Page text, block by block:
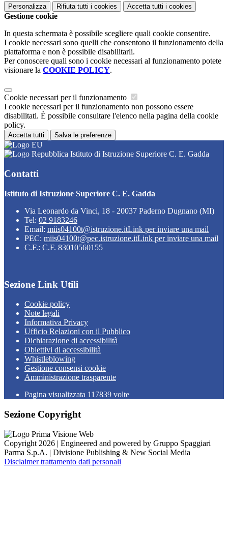
Personalizza Rifiuta tutti i cookies Accetta tutti i cookies
Gestione cookie
In questa schermata è possibile scegliere quali cookie consentire.
I cookie necessari sono quelli che consentono il funzionamento della
piattaforma e non è possibile disabilitarli.
Per conoscere quali sono i cookie necessari al funzionamento potete
visionare la COOKIE POLICY.
Cookie necessari per il funzionamento
I cookie necessari per il funzionamento non possono essere
disabilitati. È possibile consultare l'elenco nella pagina della cookie
policy.
Accetta tutti Salva le preferenze
Istituto di Istruzione Superiore C. E. Gadda
Contatti
Istituto di Istruzione Superiore C. E. Gadda
Via Leonardo da Vinci, 18 - 20037 Paderno Dugnano (MI)
Tel: 02 9183246
Email: miis04100t@istruzione.itLink per inviare una mail
PEC: miis04100t@pec.istruzione.itLink per inviare una mail
C.F.: C.F. 83010560155
Sezione Link Utili
Cookie policy
Note legali
Informativa Privacy
Ufficio Relazioni con il Pubblico
Dichiarazione di accessibilità
Obiettivi di accessibilità
Whistleblowing
Gestione consensi cookie
Amministrazione trasparente
Pagina visualizzata 117839 volte
Sezione Copyright
Copyright 2026 | Engineered and powered by Gruppo Spaggiari
Parma S.p.A. | Divisione Publishing & New Social Media
Disclaimer trattamento dati personali